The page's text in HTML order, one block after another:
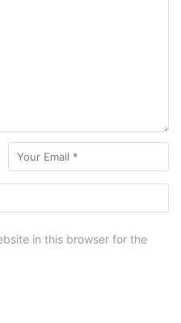
in this browser for the